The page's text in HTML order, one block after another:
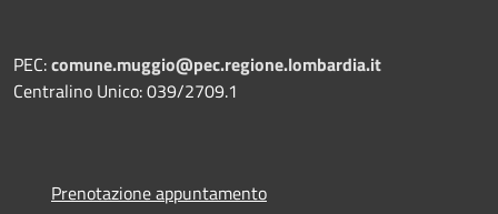
PEC:comune.muggio@pec.regione.lombardia.it
Centralino Unico: 039/2709.1
Prenotazione appuntamento